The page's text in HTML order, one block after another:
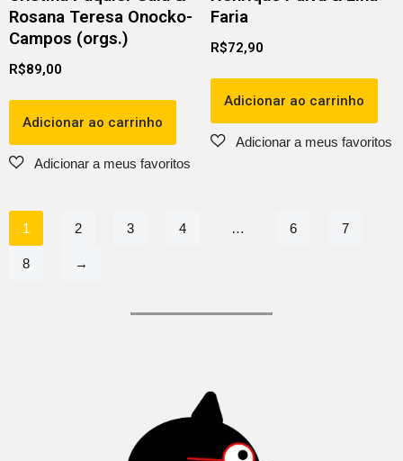
Rosana Teresa Onocko-
Campos (orgs.)
R$89,00
Adicionar ao carrinho
Faria
R$72,90
Adicionar ao carrinho
1 2 3 4 … 6 7
8 →